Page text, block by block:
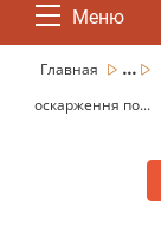
Меню
Главная ...
оскарження по...